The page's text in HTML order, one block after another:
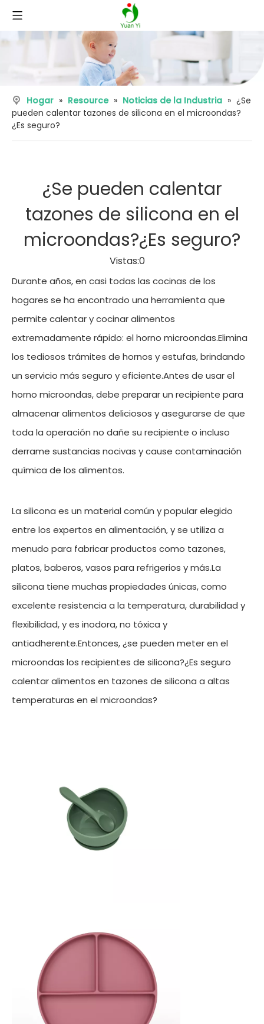
Hogar » Resource » Noticias de la Industria » ¿Se
pueden calentar tazones de silicona en el microondas?
¿Es seguro?
¿Se pueden calentar
tazones de silicona en el
microondas?¿Es seguro?
Vistas:0
Durante años, en casi todas las cocinas de los
hogares se ha encontrado una herramienta que
permite calentar y cocinar alimentos
extremadamente rápido: el horno microondas.Elimina
los tediosos trámites de hornos y estufas, brindando
un servicio más seguro y eficiente.Antes de usar el
horno microondas, debe preparar un recipiente para
almacenar alimentos deliciosos y asegurarse de que
toda la operación no dañe su recipiente o incluso
derrame sustancias nocivas y cause contaminación
química de los alimentos.
La silicona es un material común y popular elegido
entre los expertos en alimentación, y se utiliza a
menudo para fabricar productos como tazones,
platos, baberos, vasos para refrigerios y más.La
silicona tiene muchas propiedades únicas, como
excelente resistencia a la temperatura, durabilidad y
flexibilidad, y es inodora, no tóxica y
antiadherente.Entonces, ¿se pueden meter en el
microondas los recipientes de silicona?¿Es seguro
calentar alimentos en tazones de silicona a altas
temperaturas en el microondas?